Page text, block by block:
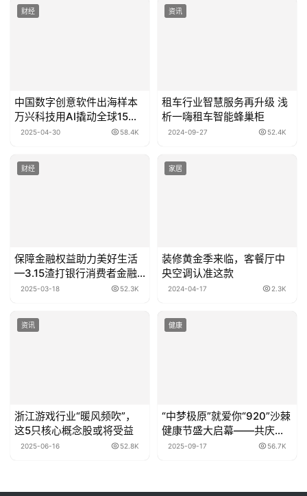
财经
中国数字创意软件出海样本
万兴科技用AI撬动全球15亿
用户
2025-04-30 58.4K
资讯
租车行业智慧服务再升级 浅
析一嗨租车智能蜂巢柜
2024-09-27 52.4K
财经
保障金融权益助力美好生活
—3.15渣打银行消费者金融
教育宣传活动
2025-03-18 52.3K
家居
装修黄金季来临，客餐厅中
央空调认准这款
2024-04-17 2.3K
资讯
浙江游戏行业“暖风频吹”，
这5只核心概念股或将受益
2025-06-16 52.8K
健康
“中梦极原”就爱你“920”沙棘
健康节盛大启幕——共庆中
国沙棘开发40周年，喜迎
2025-09-17 56.7K